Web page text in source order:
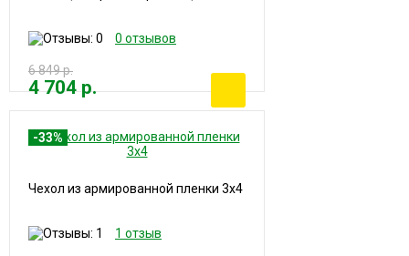
0 отзывов
6 849 р.
4 704 р.
-33%
Чехол из армированной пленки 3х4
1 отзыв